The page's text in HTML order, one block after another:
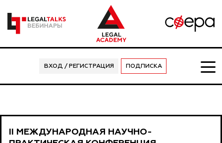
ВХОД / РЕГИСТРАЦИЯ ПОДПИСКА
II МЕЖДУНАРОДНАЯ НАУЧНО-